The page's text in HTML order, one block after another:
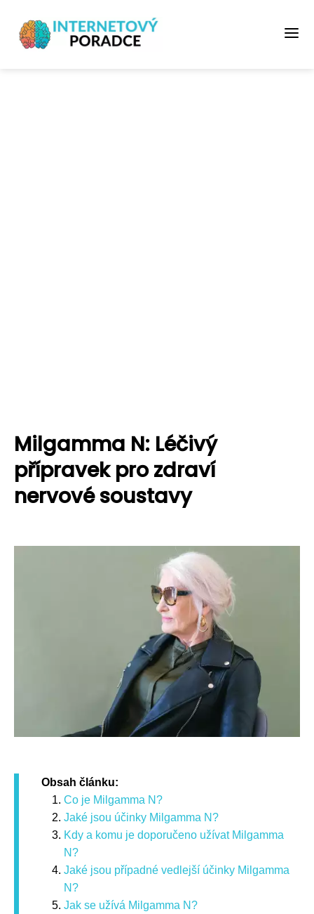
Milgamma N: Léčivý
přípravek pro zdraví
nervové soustavy
Obsah článku:
Co je Milgamma N?
Jaké jsou účinky Milgamma N?
Kdy a komu je doporučeno užívat Milgamma
N?
Jaké jsou případné vedlejší účinky Milgamma
N?
Jak se užívá Milgamma N?